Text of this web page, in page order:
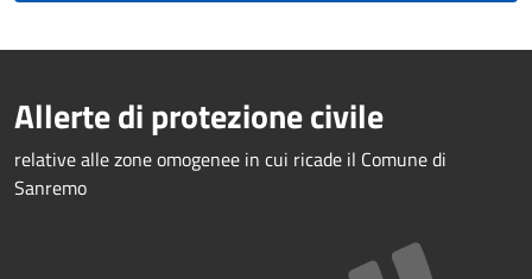
Allerte di protezione civile
relative alle zone omogenee in cui ricade il Comune di
Sanremo